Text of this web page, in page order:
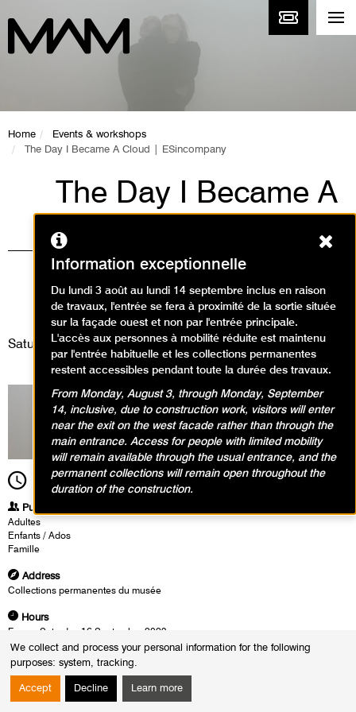
We collect and process your personal information for the following
purposes: system, tracking.
Accept Decline Learn more
Home
Events & workshops
The Day I Became A Cloud | ESincompany
The Day I Became A
Cloud |
ESincompany
Événement / Journées du
Patrimoine
Saturday 16 September 2023
14h00 Time scale
Publics
Adultes
Enfants / Ados
Famille
Address
Collections permanentes du musée
Hours
From :
Saturday 16 September 2023
to :
Sunday 17 September 2023
The :
Saturday 16 September 2023 from 14h00 to 17h30
The Musée d'Art Moderne in Paris and the Max Ernst Museum
Information exceptionnelle
Du lundi 3 août au lundi 14 septembre inclus en raison
de travaux, l'entrée se fera à proximité de la sortie située
sur la façade ouest et non par l'entrée principale.
L'accès aux personnes à mobilité réduite est maintenu
par l'entrée habituelle et les collections permanentes
restent accessibles pendant toute la durée des travaux.
From Monday, August 3, through Monday, September
14, inclusive, due to construction work, visitors will enter
near the exit on the west facade rather than through the
main entrance. Access for people with limited mobility
will remain available through the usual entrance, and the
permanent collections will remain open throughout the
duration of the construction.